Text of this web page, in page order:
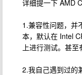
详细提一下 AMD
1.兼容性问题，并
本，默认在 Intel
上进行测试。甚
2.我自己遇到过的